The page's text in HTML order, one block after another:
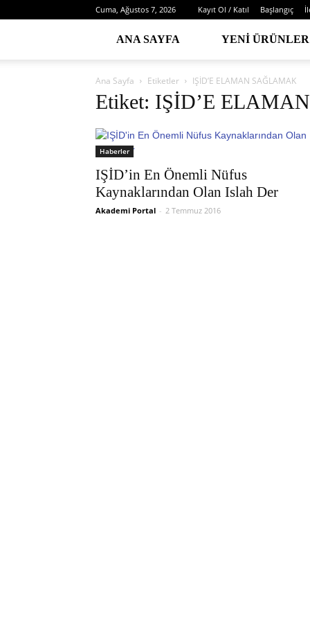
Cuma, Ağustos 7, 2026 Kayıt Ol / Katıl Başlangıç
ANA SAYFA YENI ÜRÜNLER
Ana Sayfa Etiketler IŞİD’E ELAMAN SAĞLAMAK
Etiket: IŞİD’E
Haberler
IŞİD’in En Önemli Nüfus
Kaynaklarından Olan Islah Der
Akademi Portal - 2 Temmuz 2016